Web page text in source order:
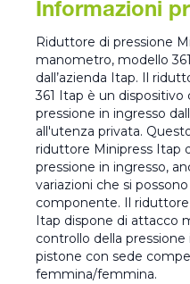
Informazioni
Riduttore di pressione
manometro, modello
dall’azienda Itap. Il
361 Itap è un dispositivo
pressione in ingresso
all'utenza privata.
riduttore Minipress Itap
pressione in ingresso,
variazioni che si
componente. Il riduttore
Itap dispone di attacco
controllo della
pistone con sede
femmina/femmina.